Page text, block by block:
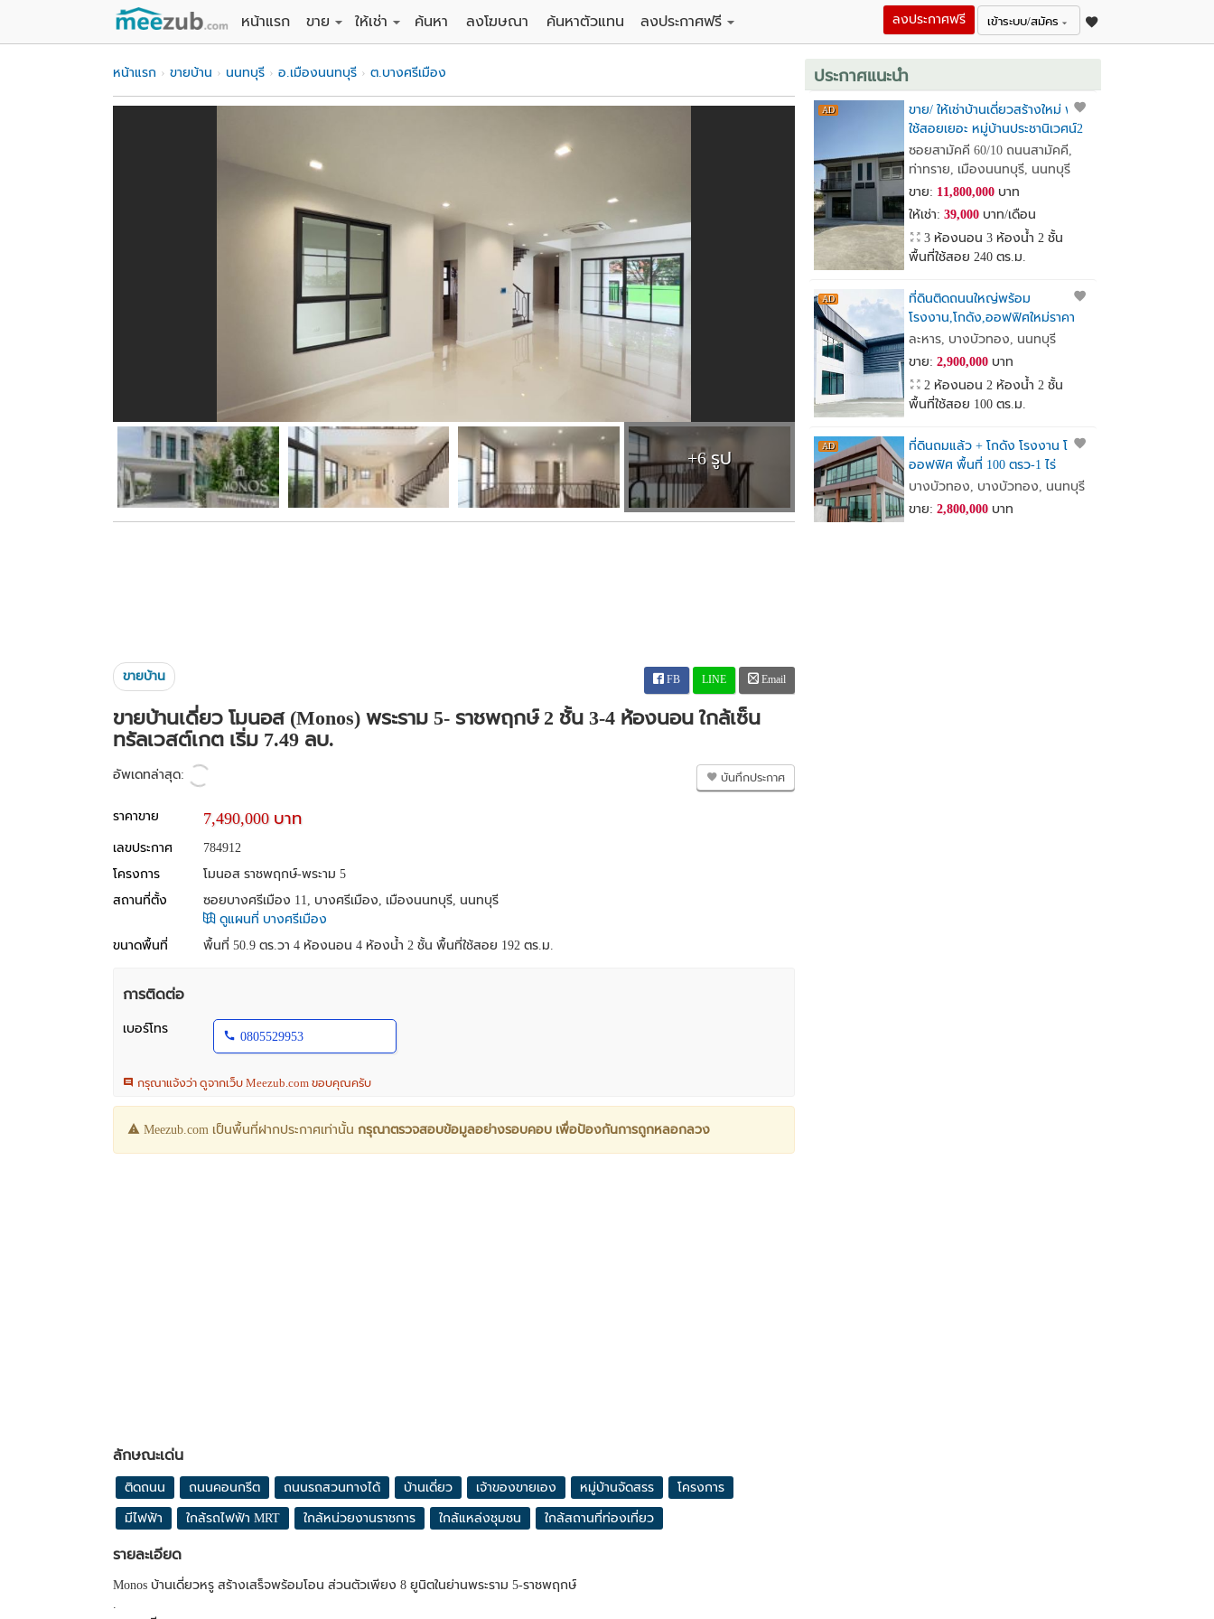
หน้าแรก
ขาย
ขายบ้าน
ขายคอนโด
ขายอพาร์ทเม้นท์ / โรงแรม
ขายอาคารพาณิชย์ / สำนักงาน
ขายโรงงาน / โกดัง
ให้เช่า
ให้เช่าบ้าน
ให้เช่าคอนโด
ให้เช่าโรงงาน / โกดัง
ค้นหา ลงโฆษณา ค้นหาตัวแทน
ลงประกาศฟรี
เข้าระบบ/สมัคร
ลงประกาศฟรี
หน้าแรก ขายบ้าน นนทบุรี อ.เมืองนนทบุรี ต.บางศรีเมือง
+6 รูป
ขายบ้าน FB LINE Email
ขายบ้านเดี่ยว โมนอส (Monos) พระราม 5- ราชพฤกษ์ 2 ชั้น 3-4 ห้องนอน ใกล้เซ็น
ทรัลเวสต์เกต เริ่ม 7.49 ลบ.
อัพเดทล่าสุด: บันทึกประกาศ
ราคาขาย 7,490,000 บาท
เลขประกาศ
784912
โครงการ
โมนอส ราชพฤกษ์-พระาม 5
สถานที่ตั้ง
ซอยบางศรีเมือง 11, บางศรีเมือง, เมืองนนทบุรี, นนทบุรี
ดูแผนที่ บางศรีเมือง
ขนาดพื้นที่
พื้นที่ 50.9 ตร.วา 4 ห้องนอน 4 ห้องน้ำ 2 ชั้น พื้นที่ใช้สอย 192 ตร.ม.
การติดต่อ
เบอร์โทร
0805529953
กรุณาแจ้งว่า ดูจากเว็บ Meezub.com ขอบคุณครับ
Meezub.com เป็นพื้นที่ฝากประกาศเท่านั้น กรุณาตรวจสอบข้อมูลอย่างรอบคอบ เพื่อป้องกันการถูกหลอกลวง
ลักษณะเด่น
ติดถนน ถนนคอนกรีต ถนนรถสวนทางได้ บ้านเดี่ยว เจ้าของขายเอง หมู่บ้านจัดสรร โครงการ
มีไฟฟ้า ใกล้รถไฟฟ้า MRT ใกล้หน่วยงานราชการ ใกล้แหล่งชุมชน ใกล้สถานที่ท่องเที่ยว
รายละเอียด
Monos บ้านเดี่ยวหรู สร้างเสร็จพร้อมโอน ส่วนตัวเพียง 8 ยูนิตในย่านพระราม 5-ราชพฤกษ์
.
ประกาศแนะนำ
ขาย/ ให้เช่าบ้านเดี่ยวสร้างใหม่ พื้นที่
ใช้สอยเยอะ หมู่บ้านประชานิเวศน์2
เหมาะทำ Home Office
ซอยสามัคคี 60/10 ถนนสามัคคี,
ท่าทราย, เมืองนนทบุรี, นนทบุรี
ขาย: 11,800,000บาท
ให้เช่า: 39,000บาท/เดือน
3 ห้องนอน 3 ห้องน้ำ 2 ชั้น
พื้นที่ใช้สอย 240 ตร.ม.
ที่ดินติดถนนใหญ่พร้อม
โรงงาน,โกดัง,ออฟฟิศใหม่ราคา
เพียง2.9ล้านบาทเท่านั้น
ละหาร, บางบัวทอง, นนทบุรี
ขาย: 2,900,000บาท
2 ห้องนอน 2 ห้องน้ำ 2 ชั้น
พื้นที่ใช้สอย 100 ตร.ม.
ที่ดินถมแล้ว + โกดัง โรงงาน โฮม
ออฟฟิศ พื้นที่ 100 ตรว-1 ไร่
เจ้าของขายเอง
บางบัวทอง, บางบัวทอง, นนทบุรี
ขาย: 2,800,000บาท